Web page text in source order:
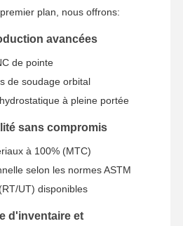
plan, nous offrons:
avancées
de pointe
de soudage orbital
à pleine portée
sans compromis
à 100% (MTC)
selon les normes ASTM
UT) disponibles
d'inventaire et